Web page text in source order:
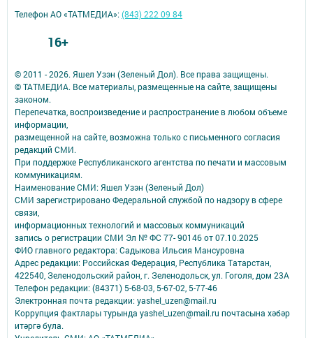
© 2011 - 2026. Яшел Узэн (Зеленый Дол). Все права защищены.
© ТАТМЕДИА. Все материалы, размещенные на сайте, защищены
законом.
Перепечатка, воспроизведение и распространение в любом объеме
информации,
размещенной на сайте, возможна только с письменного согласия
редакций СМИ.
При поддержке Республиканского агентства по печати и массовым
коммуникациям.
Наименование СМИ: Яшел Узэн (Зеленый Дол)
СМИ зарегистрировано Федеральной службой по надзору в сфере
связи,
информационных технологий и массовых коммуникаций
запись о регистрации СМИ Эл № ФС 77- 90146 от 07.10.2025
ФИО главного редактора: Садыкова Ильсия Мансуровна
Адрес редакции: Российская Федерация, Республика Татарстан,
422540, Зеленодольский район, г. Зеленодольск, ул. Гоголя, дом 23А
Телефон редакции: (84371) 5-68-03, 5-67-02, 5-77-46
Электронная почта редакции: yashel_uzen@mail.ru
Коррупция фактлары турында yashel_uzen@mail.ru почтасына хәбәр
итәргә була.
Телефон АО «ТАТМЕДИА»:(843) 222 09 84
16+